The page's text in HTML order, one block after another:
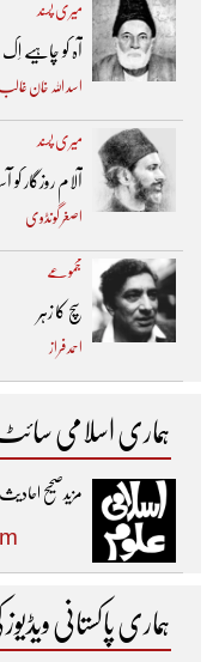
میری پسند
آہ کو چاہیے
اسد اللہ خان غالب
میری پسند
آلام روزگار کو
اصغر گونڈوی
مجموعے
سچ کا زہر
احمد فراز
ہماری اسلامی
مزیدصحیح
ہماری پاکستانی